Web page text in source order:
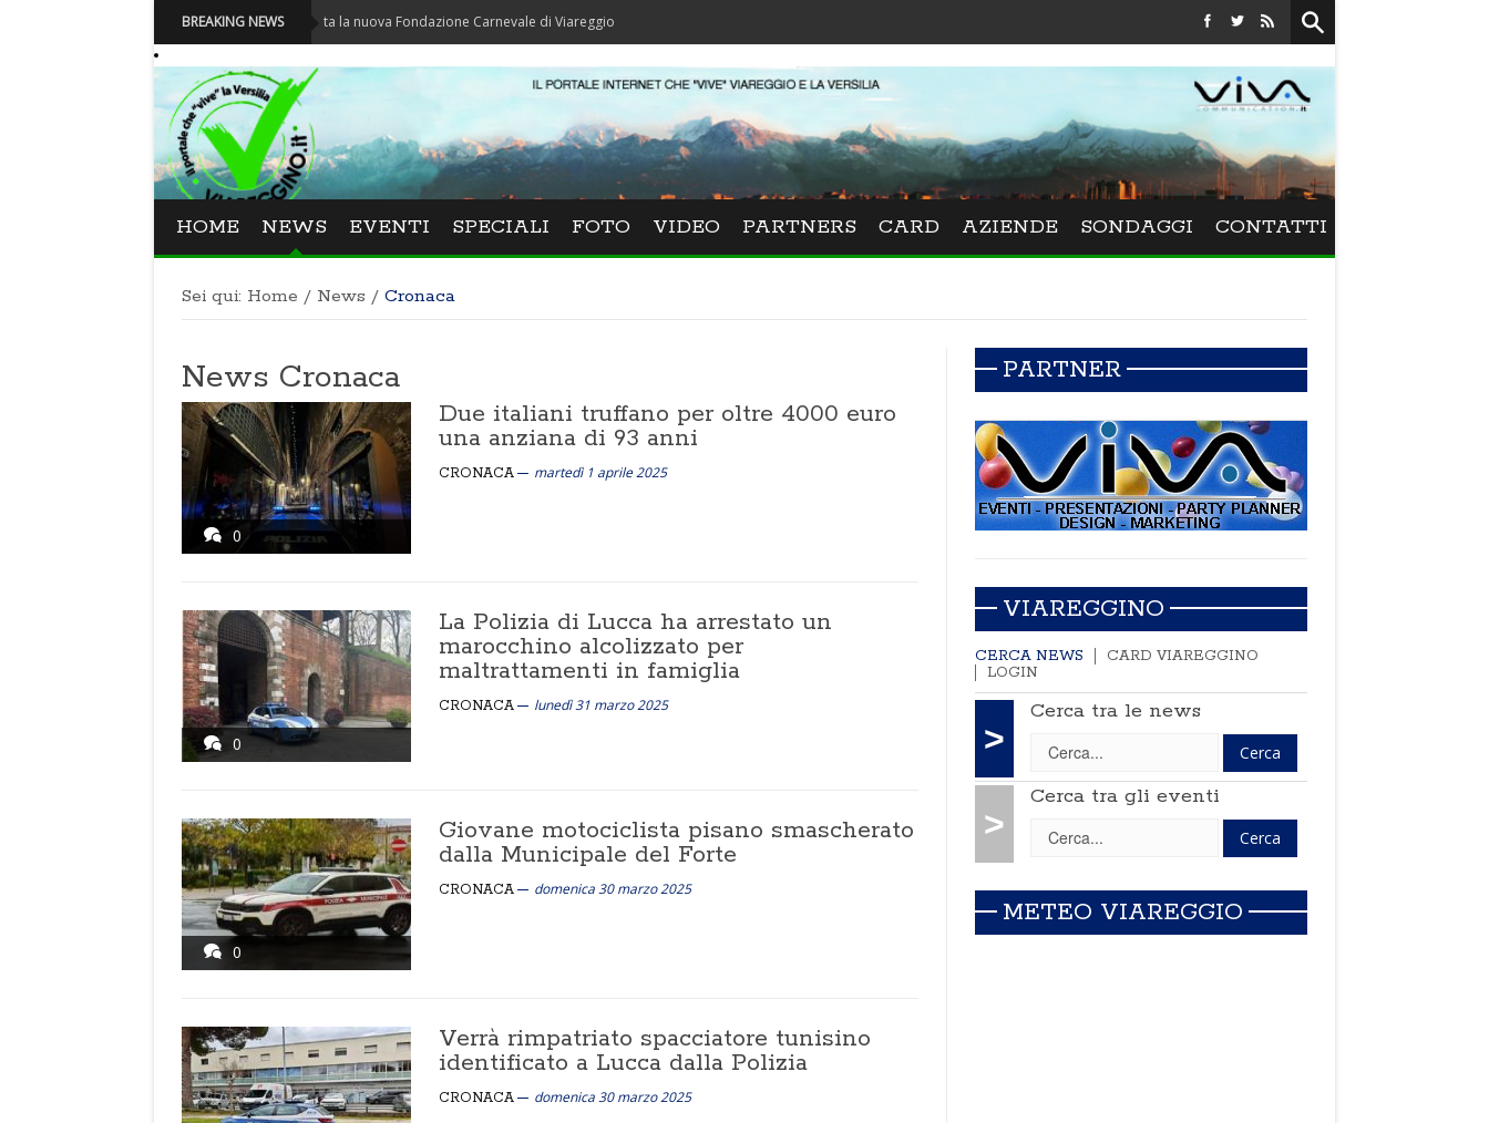
BREAKING NEWS
Carnevale - Nominata la nuova Fondazione Carnevale di Viareggio Festival La Versiliana - La direttrice lucchese Beatrice
HOME NEWS EVENTI SPECIALI FOTO VIDEO PARTNERS CARD AZIENDE SONDAGGI CONTATTI
Sei qui: Home / News / Cronaca
News Cronaca
0
Due italiani truffano per oltre 4000 euro
una anziana di 93 anni
CRONACA martedì 1 aprile 2025
0
La Polizia di Lucca ha arrestato un
marocchino alcolizzato per
maltrattamenti in famiglia
CRONACA lunedì 31 marzo 2025
0
Giovane motociclista pisano smascherato
dalla Municipale del Forte
CRONACA domenica 30 marzo 2025
Verrà rimpatriato spacciatore tunisino
identificato a Lucca dalla Polizia
CRONACA domenica 30 marzo 2025
PARTNER
VIAREGGINO
CERCA NEWS
CARD VIAREGGINO
LOGIN
>
Cerca tra le news
>
Cerca tra gli eventi
METEO VIAREGGIO